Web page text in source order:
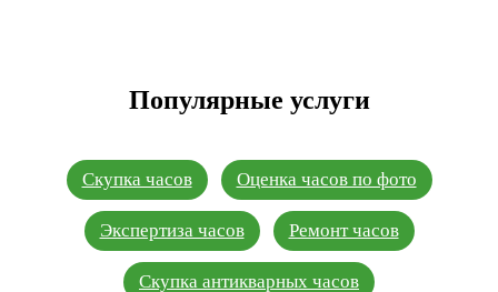
Популярные услуги
Скупка часов Оценка часов по фото
Экспертиза часов Ремонт часов
Скупка антикварных часов